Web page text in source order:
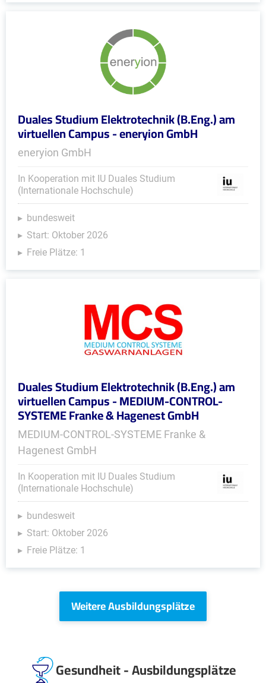
Duales Studium Elektrotechnik (B.Eng.) am
virtuellen Campus - eneryion GmbH
eneryion GmbH
In Kooperation mit IU Duales Studium
(Internationale Hochschule)
bundesweit
Start: Oktober 2026
Freie Plätze: 1
Duales Studium Elektrotechnik (B.Eng.) am
virtuellen Campus - MEDIUM-CONTROL-
SYSTEME Franke & Hagenest GmbH
MEDIUM-CONTROL-SYSTEME Franke &
Hagenest GmbH
In Kooperation mit IU Duales Studium
(Internationale Hochschule)
bundesweit
Start: Oktober 2026
Freie Plätze: 1
Weitere Ausbildungsplätze
Gesundheit - Ausbildungsplätze